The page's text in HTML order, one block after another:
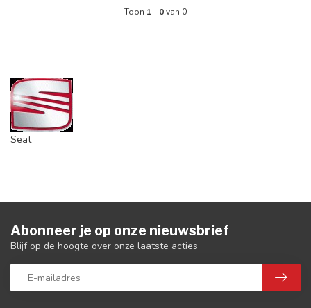
Toon 1 - 0van 0
Seat
Abonneer je op onze nieuwsbrief
Blijf op de hoogte over onze laatste acties